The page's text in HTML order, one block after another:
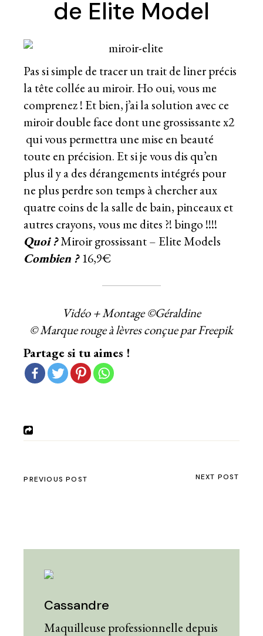
de Elite Model
Pas si simple de tracer un trait de liner précis
la tête collée au miroir. Ho oui, vous me
comprenez ! Et bien, j’ai la solution avec ce
miroir double face dont une grossissante x2
qui vous permettra une mise en beauté
toute en précision. Et si je vous dis qu’en
plus il y a des dérangements intégrés pour
ne plus perdre son temps à chercher aux
quatre coins de la salle de bain, pinceaux et
autres crayons, vous me dites ?! bingo !!!!
Quoi ?Miroir grossissant – Elite Models
Combien ?16,9€
Vidéo + Montage ©Géraldine
© Marque rouge à lèvresconçue par Freepik
Partage si tu aimes !
PREVIOUS POST NEXT POST
Cassandre
Maquilleuse professionnelle depuis